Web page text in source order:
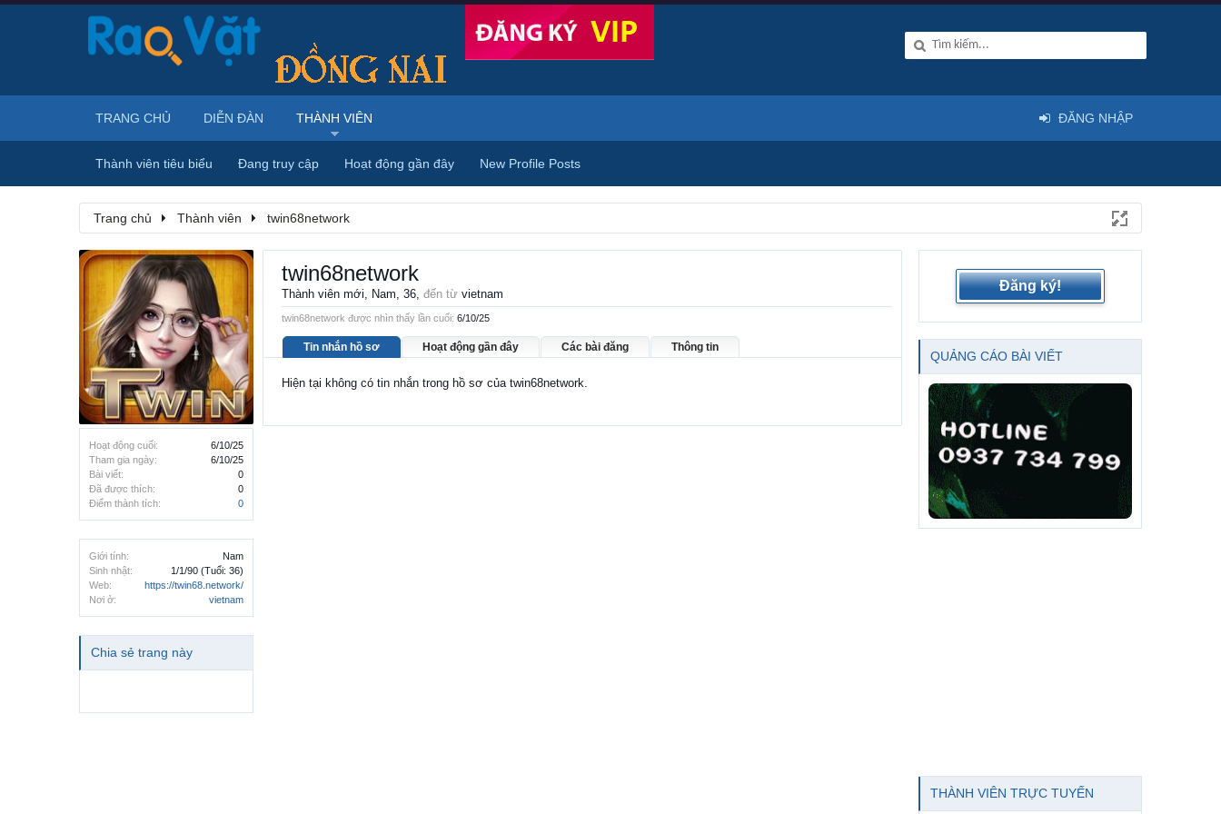
Trang chủ Thành viên twin68network
Hoạt động cuối:
6/10/25
Tham gia ngày:
6/10/25
Bài viết:
0
Đã được thích:
0
Điểm thành tích:
0
Giới tính:
Nam
Sinh nhật:
1/1/90 (Tuổi: 36)
Web:
https://twin68.network/
Nơi ở:
vietnam
Chia sẻ trang này
twin68network
Thành viên mới, Nam, 36, đến từ vietnam
twin68network được nhìn thấy lần cuối: 6/10/25
Tin nhắn hồ sơ Hoạt động gần đây Các bài đăng Thông tin
Hiện tại không có tin nhắn trong hồ sơ của twin68network.
Đăng ký!
QUẢNG CÁO BÀI VIẾT
THÀNH VIÊN TRỰC TUYẾN
TRANG CHỦ DIỄN ĐÀN THÀNH VIÊN
Thành viên tiêu biểu Đang truy cập Hoạt động gần đây New Profile Posts
ĐĂNG NHẬP